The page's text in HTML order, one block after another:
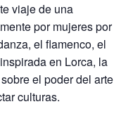
viaje de una
por mujeres por
el flamenco, el
en Lorca, la
el poder del arte
culturas.